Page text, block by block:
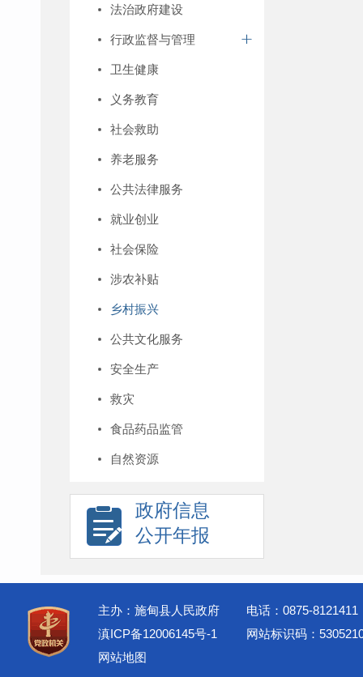
法治政府建设
行政监督与管理
卫生健康
义务教育
社会救助
养老服务
公共法律服务
就业创业
社会保险
涉农补贴
乡村振兴
公共文化服务
安全生产
救灾
食品药品监管
自然资源
政府信息
公开年报
主办：施甸县人民政府
电话：0875-8121411
滇ICP备12006145号-1
网站标识码：
网站地图